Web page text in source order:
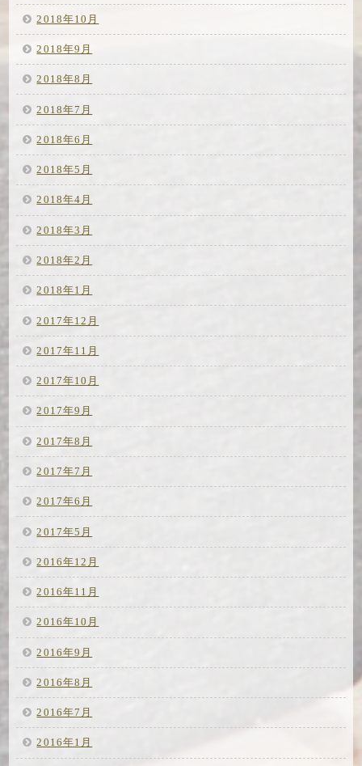
2018年10月
2018年9月
2018年8月
2018年7月
2018年6月
2018年5月
2018年4月
2018年3月
2018年2月
2018年1月
2017年12月
2017年11月
2017年10月
2017年9月
2017年8月
2017年7月
2017年6月
2017年5月
2016年12月
2016年11月
2016年10月
2016年9月
2016年8月
2016年7月
2016年1月